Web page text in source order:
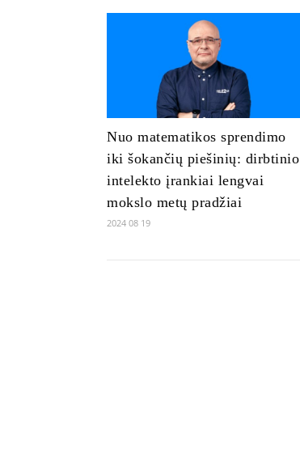
Nuo matematikos sprendimo
iki šokančių piešinių: dirbtinio
intelekto įrankiai lengvai
mokslo metų pradžiai
2024 08 19